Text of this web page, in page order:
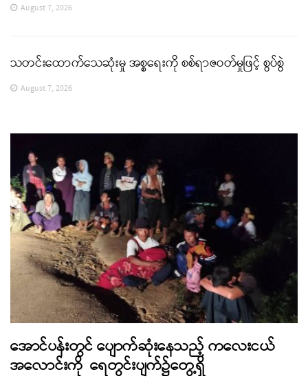
August 7, 2026
သတင်းထောက်သေဆုံးမှု အစ္စရေးကို စစ်ရာဇဝတ်မှုဖြင့် စွပ်စွဲ
August 7, 2026
အောင်ပန်းတွင် ပျောက်ဆုံးနေသည့် ကလေးငယ်
အလောင်းကို ရေတွင်းပျက်၌တွေ့ရှိ